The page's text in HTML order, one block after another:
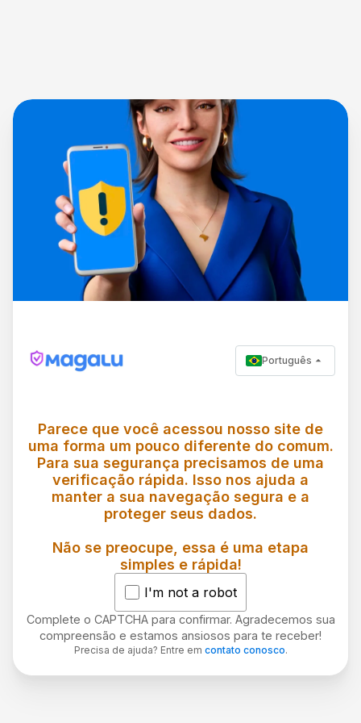
Português
Parece que você acessou nosso site de
uma forma um pouco diferente do comum.
Para sua segurança precisamos de uma
verificação rápida. Isso nos ajuda a
manter a sua navegação segura e a
proteger seus dados.
Não se preocupe, essa é uma etapa
simples e rápida!
I'm not a robot
Complete o CAPTCHA para confirmar. Agradecemos sua
compreensão e estamos ansiosos para te receber!
Precisa de ajuda? Entre em contato conosco.